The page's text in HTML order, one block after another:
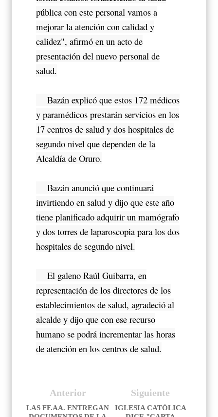
pública con este personal vamos a
mejorar la atención con calidad y
calidez", afirmó en un acto de
presentación del nuevo personal de
salud.
Bazán explicó que estos 172 médicos
y paramédicos prestarán servicios en los
17 centros de salud y dos hospitales de
segundo nivel que dependen de la
Alcaldía de Oruro.
Bazán anunció que continuará
invirtiendo en salud y dijo que este año
tiene planificado adquirir un mamógrafo
y dos torres de laparoscopia para los dos
hospitales de segundo nivel.
El galeno Raúl Guibarra, en
representación de los directores de los
establecimientos de salud, agradeció al
alcalde y dijo que con ese recurso
humano se podrá incrementar las horas
de atención en los centros de salud.
Siguiente
IGLESIA CATÓLICA
Anterior
LAS FF.AA. ENTREGAN